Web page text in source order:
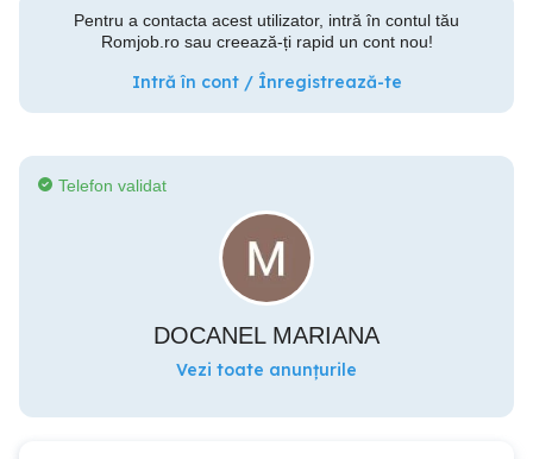
Pentru a contacta acest utilizator, intră în contul tău
Romjob.ro sau creează-ți rapid un cont nou!
Intră în cont / Înregistrează-te
Telefon validat
DOCANEL MARIANA
Vezi toate anunțurile